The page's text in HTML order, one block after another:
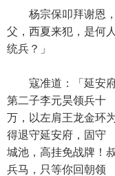
杨宗保叩拜谢恩，
父，西夏来犯，是何人
统兵？」
寇准道：「延安府
第二子李元昊领兵十
万，以左肩王龙金环
得退守延安府，固守
城池，高挂免战牌！
兵马，只等你回朝领